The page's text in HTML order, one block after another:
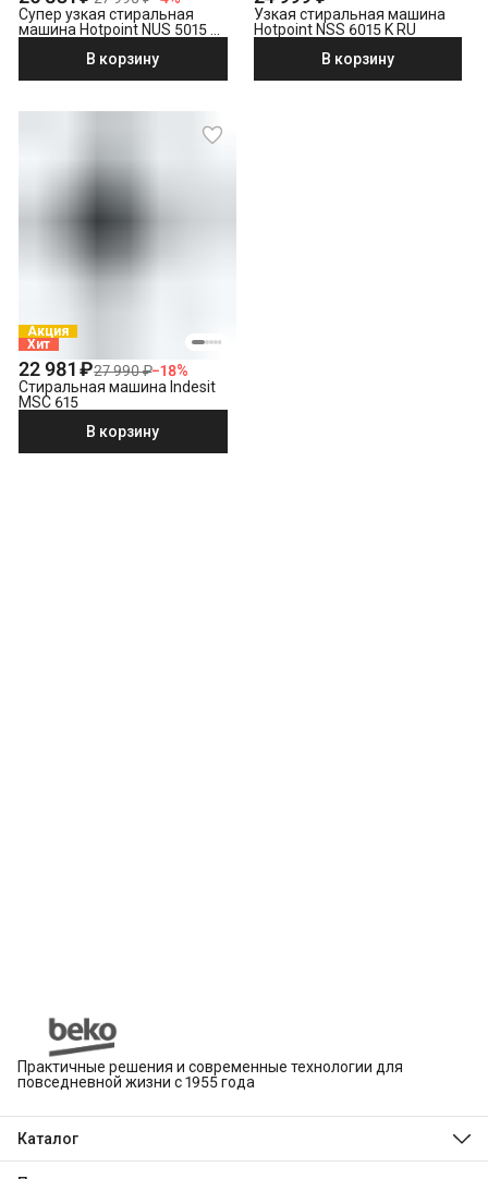
Супер узкая стиральная
машина Hotpoint NUS 5015 S
В корзину
Узкая стиральная машина
Hotpoint NSS 6015 K RU
В корзину
Акция
Хит
22 981 ₽27 990 ₽−18%
Стиральная машина Indesit
MSC 615
В корзину
Практичные решения и современные технологии для
повседневной жизни с 1955 года
Каталог